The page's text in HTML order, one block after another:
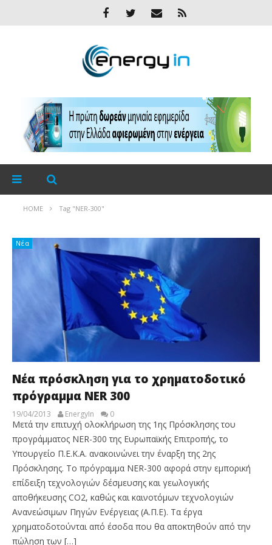
HOME Tag "NER-300"
Νέα
Νέα πρόσκληση για το χρηματοδοτικό
πρόγραμμα NER 300
19/04/2013 EnergyIn 0
Μετά την επιτυχή ολοκλήρωση της 1ης Πρόσκλησης του
προγράμματος NER-300 της Ευρωπαϊκής Επιτροπής, το
Υπουργείο Π.Ε.Κ.Α. ανακοινώνει την έναρξη της 2ης
Πρόσκλησης. Το πρόγραμμα NER-300 αφορά στην εμπορική
επίδειξη τεχνολογιών δέσμευσης και γεωλογικής
αποθήκευσης CO2, καθώς και καινοτόμων τεχνολογιών
Ανανεώσιμων Πηγών Ενέργειας (Α.Π.Ε). Τα έργα
χρηματοδοτούνται από έσοδα που θα αποκτηθούν από την
πώληση των […]